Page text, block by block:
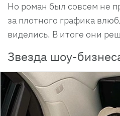
Но роман был совсем не
за плотного графика
виделись. В итоге они
Звезда шоу-